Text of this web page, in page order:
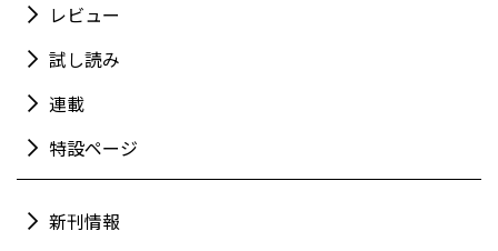
レビュー
試し読み
連載
特設ページ
新刊情報